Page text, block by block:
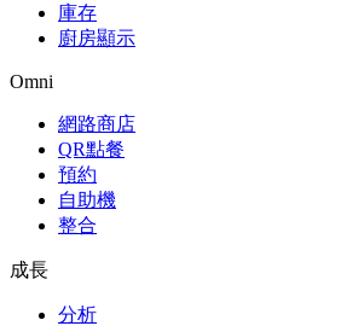
庫存
廚房顯示
Omni
網路商店
QR點餐
預約
自助機
整合
成長
分析